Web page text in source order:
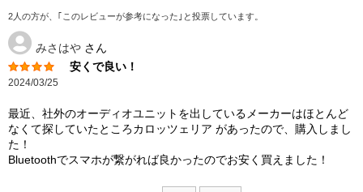
2人の方が、｢このレビューが参考になった｣と投票しています。
みさはや さん
安くで良い！
2024/03/25
最近、社外のオーディオユニットを出しているメーカーはほとんど
なくて探していたところカロッツェリア があったので、購入しまし
た！
Bluetoothでスマホが繋がれば良かったのでお安く買えました！